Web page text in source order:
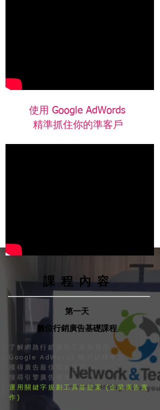
課程內容
第一天
數位行銷廣告基礎課程
了解網路行銷廣告工具與運用
Google AdWords 帳戶結構學習
獲得廣告最佳排名技巧
搜尋引擎廣告優化
運用關鍵字規劃工具並提案 (企業廣告實
作)
​使用 Google AdWords
精準抓住你的準客戶